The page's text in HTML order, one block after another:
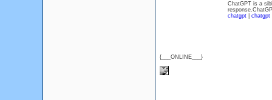
{___ONLINE___}
ChatGPT is a
chatgpt| chatgpt